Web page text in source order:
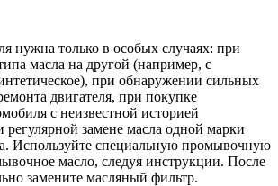
нужна только в особых случаях: при
масла на другой (например, с
при обнаружении сильных
двигателя, при покупке
с неизвестной историей
замене масла одной марки
Используйте специальную промывочную
масло, следуя инструкции. После
замените масляный фильтр.